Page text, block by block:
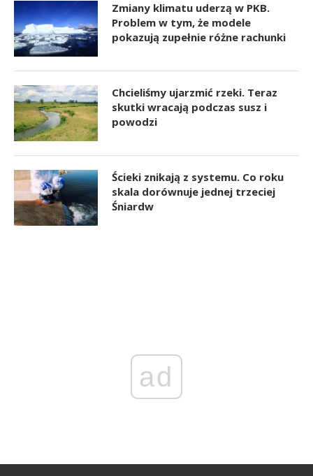
Zmiany klimatu uderzą w PKB.
Problem w tym, że modele
pokazują zupełnie różne rachunki
Chcieliśmy ujarzmić rzeki. Teraz
skutki wracają podczas susz i
powodzi
Ścieki znikają z systemu. Co roku
skala dorównuje jednej trzeciej
Śniardw
ad